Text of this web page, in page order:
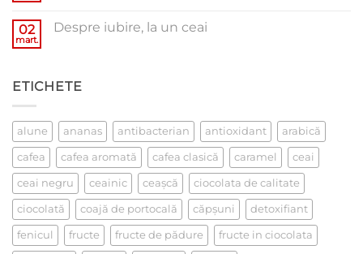
De
02
mart.
Despre iubire, la un ceai
iubire,
ETICHETE
alune ananas antibacterian antioxidant arabică
cafea cafea aromată cafea clasică caramel ceai
ceai negru ceainic ceaşcă ciocolata de calitate
ciocolată coajă de portocală căpşuni detoxifiant
fenicul fructe fructe de pădure fructe in ciocolata